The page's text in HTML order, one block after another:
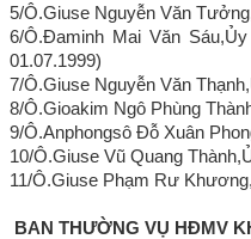
5/Ô.Giuse Nguyễn Văn
6/Ô.Đaminh Mai Văn
01.07.1999)
7/Ô.Giuse Nguyễn Văn
8/Ô.Gioakim Ngô Phùng
9/Ô.Anphongsô Đỗ Xuân
10/Ô.Giuse Vũ Quang
11/Ô.Giuse Phạm Rư
BAN THƯỜNG VỤ HĐMV